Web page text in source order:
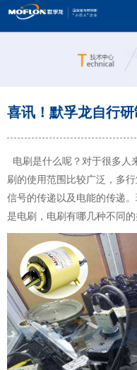
喜讯！默孚龙自行
电刷 是什么呢？对于很多人
刷的使用范围比较广泛，多
信号的传递以及电能的传递
是电刷，电刷有哪几种不同的